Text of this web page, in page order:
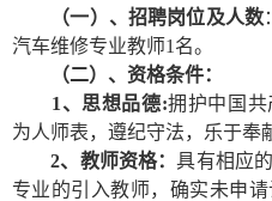
（一）、招聘岗位及人数
汽车维修专业教师1名。
（二）、资格条件：
1 、思想品德:拥护中国共
为人师表，遵纪守法，乐于奉
2、教师资格：具有相应
专业的引入教师，确实未申